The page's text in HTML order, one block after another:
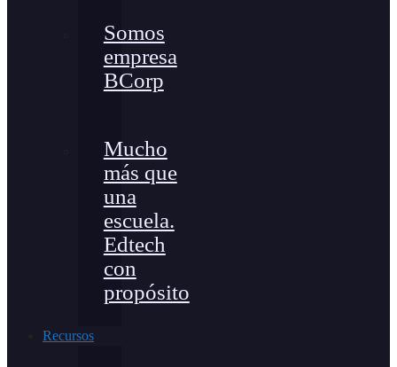
Somos
empresa
BCorp
Mucho
más que
una
escuela.
Edtech
con
propósito
Recursos